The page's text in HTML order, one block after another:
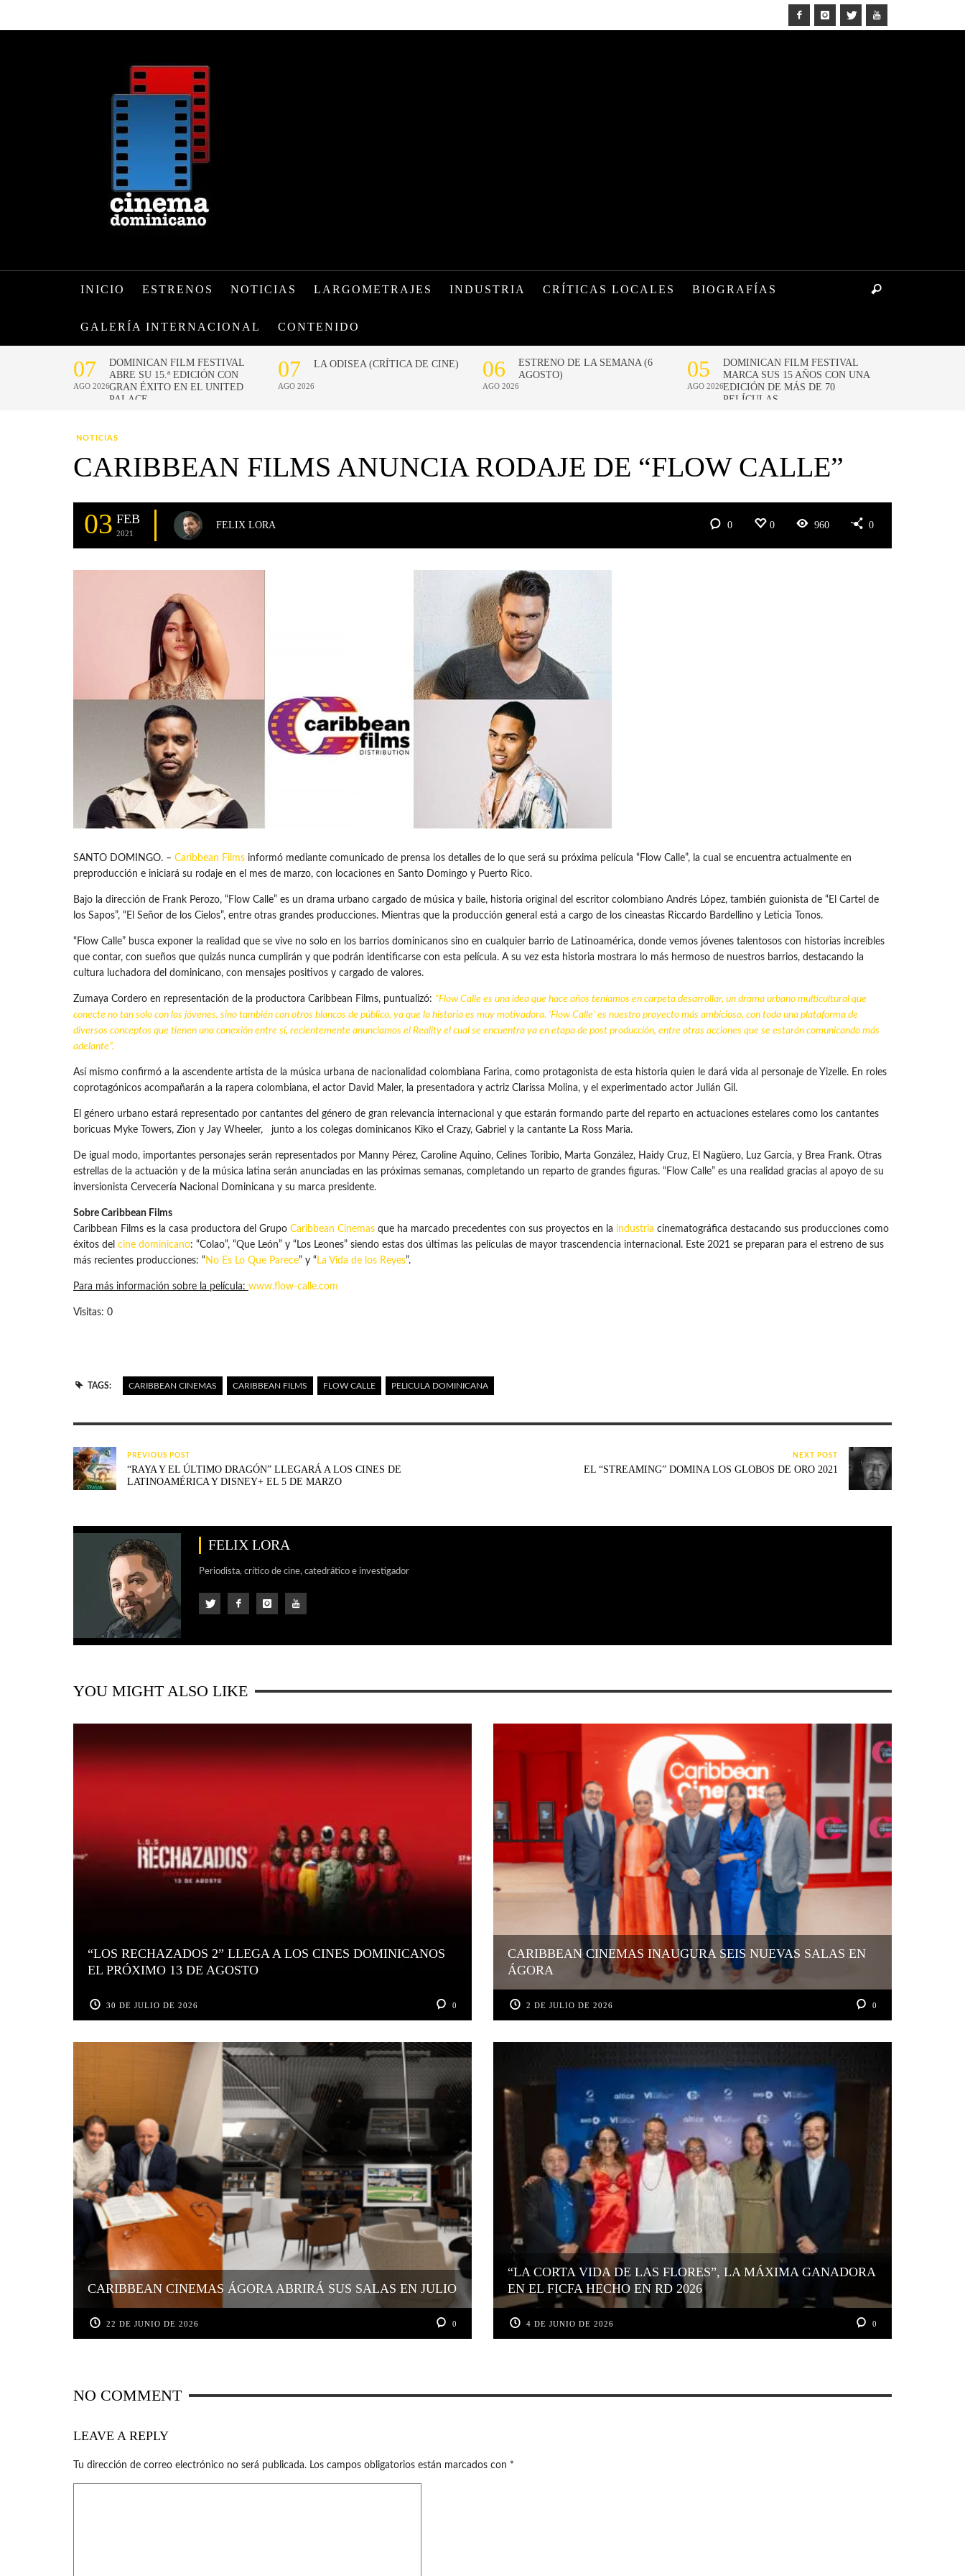
INICIO ESTRENOS NOTICIAS LARGOMETRAJES INDUSTRIA CRÍTICAS LOCALES BIOGRAFÍAS
GALERÍA INTERNACIONAL CONTENIDO
NOTICIAS
CARIBBEAN FILMS ANUNCIA RODAJE DE “FLOW CALLE”
03 FEB
2021
FELIX LORA 0 0 960 0
SANTO DOMINGO. – Caribbean Films informó mediante comunicado de prensa los detalles de lo que será su próxima película “Flow Calle”, la cual se encuentra actualmente en
preproducción e iniciará su rodaje en el mes de marzo, con locaciones en Santo Domingo y Puerto Rico.
Bajo la dirección de Frank Perozo, “Flow Calle” es un drama urbano cargado de música y baile, historia original del escritor colombiano Andrés López, también guionista de “El Cartel de
los Sapos”, “El Señor de los Cielos”, entre otras grandes producciones. Mientras que la producción general está a cargo de los cineastas Riccardo Bardellino y Leticia Tonos.
“Flow Calle” busca exponer la realidad que se vive no solo en los barrios dominicanos sino en cualquier barrio de Latinoamérica, donde vemos jóvenes talentosos con historias increíbles
que contar, con sueños que quizás nunca cumplirán y que podrán identificarse con esta película. A su vez esta historia mostrara lo más hermoso de nuestros barrios, destacando la
cultura luchadora del dominicano, con mensajes positivos y cargado de valores.
Zumaya Cordero en representación de la productora Caribbean Films, puntualizó: “Flow Calle es una idea que hace años teníamos en carpeta desarrollar, un drama urbano multicultural que
conecte no tan solo con los jóvenes, sino también con otros blancos de público, ya que la historia es muy motivadora. ‘Flow Calle’ es nuestro proyecto más ambicioso, con toda una plataforma de
diversos conceptos que tienen una conexión entre sí, recientemente anunciamos el Reality el cual se encuentra ya en etapa de post producción, entre otras acciones que se estarán comunicando más
adelante”.
Así mismo confirmó a la ascendente artista de la música urbana de nacionalidad colombiana Farina, como protagonista de esta historia quien le dará vida al personaje de Yizelle. En roles
coprotagónicos acompañarán a la rapera colombiana, el actor David Maler, la presentadora y actriz Clarissa Molina, y el experimentado actor Julián Gil.
El género urbano estará representado por cantantes del género de gran relevancia internacional y que estarán formando parte del reparto en actuaciones estelares como los cantantes
boricuas Myke Towers, Zion y Jay Wheeler, junto a los colegas dominicanos Kiko el Crazy, Gabriel y la cantante La Ross Maria.
De igual modo, importantes personajes serán representados por Manny Pérez, Caroline Aquino, Celines Toribio, Marta González, Haidy Cruz, El Nagüero, Luz García, y Brea Frank. Otras
estrellas de la actuación y de la música latina serán anunciadas en las próximas semanas, completando un reparto de grandes figuras. “Flow Calle” es una realidad gracias al apoyo de su
inversionista Cervecería Nacional Dominicana y su marca presidente.
Sobre Caribbean Films
Caribbean Films es la casa productora del Grupo Caribbean Cinemas que ha marcado precedentes con sus proyectos en la industria cinematográfica destacando sus producciones como
éxitos del cine dominicano: “Colao”, “Que León” y “Los Leones” siendo estas dos últimas las películas de mayor trascendencia internacional. Este 2021 se preparan para el estreno de sus
más recientes producciones: “ No Es Lo Que Parece” y “ La Vida de los Reyes”.
Para más información sobre la película: www.flow-calle.com
Visitas: 0
TAGS: CARIBBEAN CINEMAS CARIBBEAN FILMS FLOW CALLE PELICULA DOMINICANA
PREVIOUS POST
“RAYA Y EL ÚLTIMO DRAGÓN” LLEGARÁ A LOS CINES DE
LATINOAMÉRICA Y DISNEY+ EL 5 DE MARZO
NEXT POST
EL “STREAMING” DOMINA LOS GLOBOS DE ORO 2021
FELIX LORA
Periodista, crítico de cine, catedrático e investigador
YOU MIGHT ALSO LIKE
“LOS RECHAZADOS 2” LLEGA A LOS CINES DOMINICANOS
EL PRÓXIMO 13 DE AGOSTO
30 DE JULIO DE 2026 0
CARIBBEAN CINEMAS INAUGURA SEIS NUEVAS SALAS EN
ÁGORA
2 DE JULIO DE 2026 0
CARIBBEAN CINEMAS ÁGORA ABRIRÁ SUS SALAS EN JULIO
22 DE JUNIO DE 2026 0
“LA CORTA VIDA DE LAS FLORES”, LA MÁXIMA GANADORA
EN EL FICFA HECHO EN RD 2026
4 DE JUNIO DE 2026 0
NO COMMENT
LEAVE A REPLY
Tu dirección de correo electrónico no será publicada. Los campos obligatorios están marcados con *